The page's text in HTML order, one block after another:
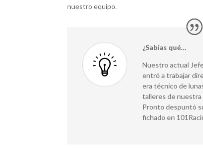
nuestro equipo.
¿Sabías qué…
Nuestro actual
entró a trabajar
era técnico de
talleres de
Pronto despuntó
fichado en